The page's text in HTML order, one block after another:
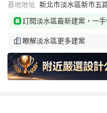
基地地址 新北市淡水區新市五
訂閱淡水區最新建案，一
瞭解淡水區更多建案